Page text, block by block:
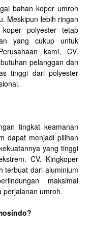
bahan koper umroh
Meskipun lebih ringan
polyester tetap
yang cukup untuk
kami, CV.
pelanggan dan
tinggi dari polyester
tingkat keamanan
dapat menjadi pilihan
yang tinggi
CV. Kingkoper
terbuat dari aluminium
maksimal
perjalanan umroh.